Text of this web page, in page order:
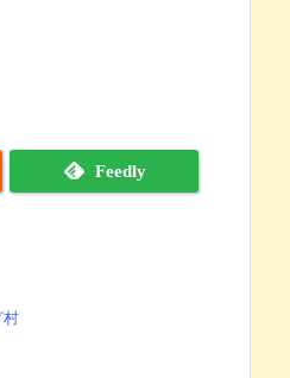
Feedly
村